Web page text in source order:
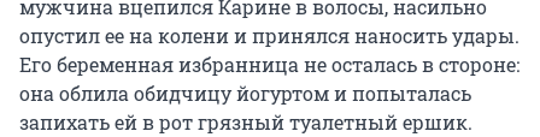
мужчина вцепился Карине в волосы, насильно
опустил ее на колени и принялся наносить удары.
Его беременная избранница не осталась в стороне:
она облила обидчицу йогуртом и попыталась
запихать ей в рот грязный туалетный ершик.